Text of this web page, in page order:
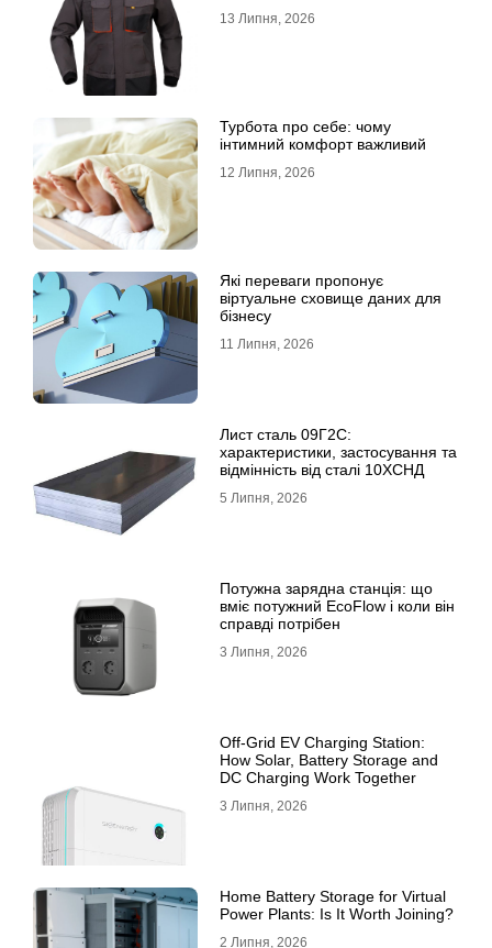
13 Липня, 2026
Турбота про себе: чому
інтимний комфорт важливий
12 Липня, 2026
Які переваги пропонує
віртуальне сховище даних для
бізнесу
11 Липня, 2026
Лист сталь 09Г2С:
характеристики, застосування та
відмінність від сталі 10ХСНД
5 Липня, 2026
Потужна зарядна станція: що
вміє потужний EcoFlow і коли він
справді потрібен
3 Липня, 2026
Off-Grid EV Charging Station:
How Solar, Battery Storage and
DC Charging Work Together
3 Липня, 2026
Home Battery Storage for Virtual
Power Plants: Is It Worth Joining?
2 Липня, 2026